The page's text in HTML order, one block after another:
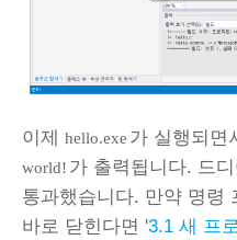
이제 hello.exe 가 실행되면
world! 가 출력됩니다. 드
통과했습니다. 만약 명령
바로 닫힌다면 '3.1 새 프